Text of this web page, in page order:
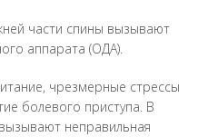
части спины вызывают
аппарата (ОДА).
чрезмерные стрессы
болевого приступа. В
неправильная